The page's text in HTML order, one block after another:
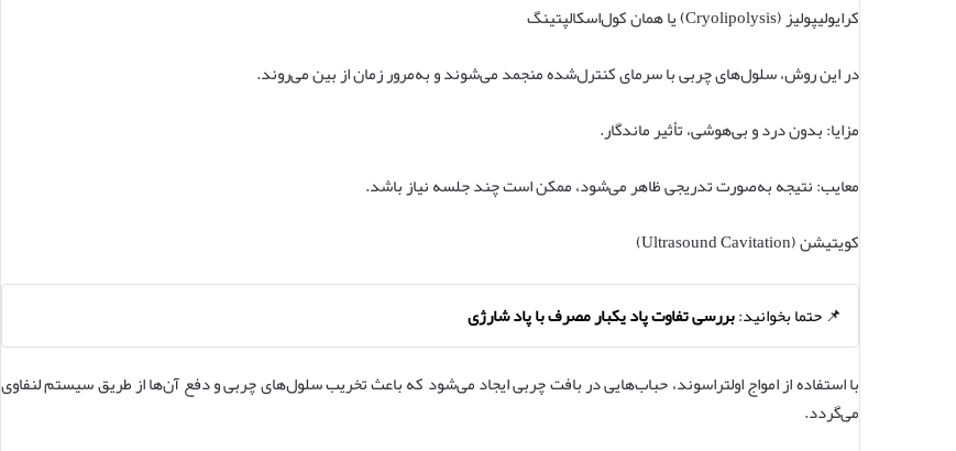
کرایولیپولیز (Cryolipolysis) یا همان کول‌اسکالپتینگ
در این روش، سلول‌های چربی با سرمای کنترل‌شده منجمد می‌شوند و به‌مرور زمان از بین می‌روند.
مزایا: بدون درد و بی‌هوشی، تأثیر ماندگار.
معایب: نتیجه به‌صورت تدریجی ظاهر می‌شود، ممکن است چند جلسه نیاز باشد.
کویتیشن (Ultrasound Cavitation)
📌 حتما بخوانید:بررسی تفاوت پاد یکبار مصرف با پاد شارژی
با استفاده از امواج اولتراسوند، حباب‌هایی در بافت چربی ایجاد می‌شود که باعث تخریب سلول‌های چربی و دفع آن‌ها از طریق سیستم لنفاوی
می‌گردد.